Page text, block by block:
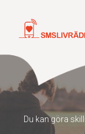
Du kan göra